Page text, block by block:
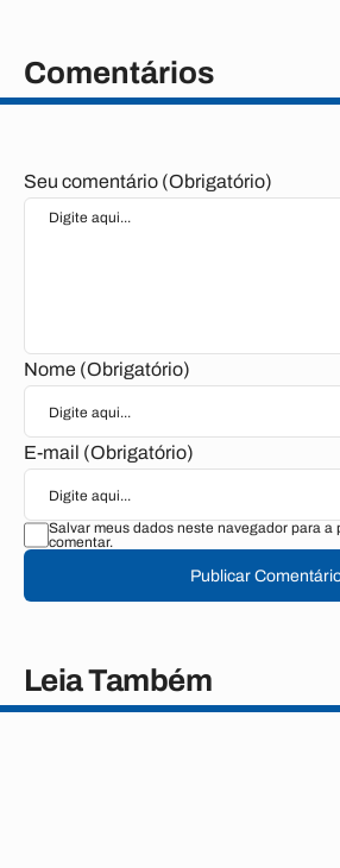
Comentários
Seu comentário (Obrigatório)
Nome (Obrigatório)
E-mail (Obrigatório)
Salvar meus dados neste navegador para a
comentar.
Publicar
Leia Também